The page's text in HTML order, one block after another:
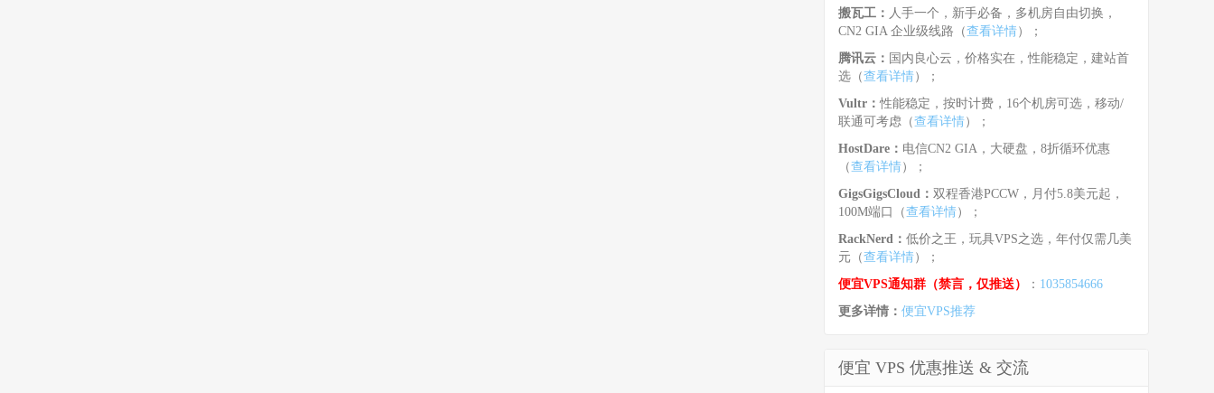
搬瓦工： 人手一个，新手必备，多机房自由切换，
CN2 GIA 企业级线路（查看详情）；
腾讯云： 国内良心云，价格实在，性能稳定，建站首
选（查看详情）；
Vultr：性能稳定，按时计费，16个机房可选，移动/
联通可考虑（查看详情）；
HostDare： 电信CN2 GIA，大硬盘，8折循环优惠
（查看详情）；
GigsGigsCloud： 双程香港PCCW，月付5.8美元起，
100M端口（查看详情）；
RackNerd： 低价之王，玩具VPS之选，年付仅需几美
元（查看详情）；
便宜VPS通知群（禁言，仅推送）
： 1035854666
更多详情： 便宜VPS推荐
便宜 VPS 优惠推送 & 交流